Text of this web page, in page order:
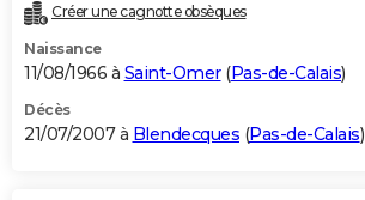
Créer une cagnotte obsèques
Naissance
11/08/1966 à Saint-Omer(Pas-de-Calais)
Décès
21/07/2007 à Blendecques (Pas-de-Calais)